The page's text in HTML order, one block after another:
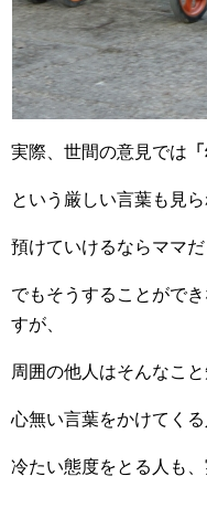
実際、世間の意見では
という厳しい言葉も見ら
預けていけるならママだ
でもそうすることがで
すが、
周囲の他人はそんなこと
心無い言葉をかけてくる
冷たい態度をとる人も、